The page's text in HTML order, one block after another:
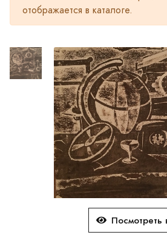
отображается в каталоге.
Посмотреть